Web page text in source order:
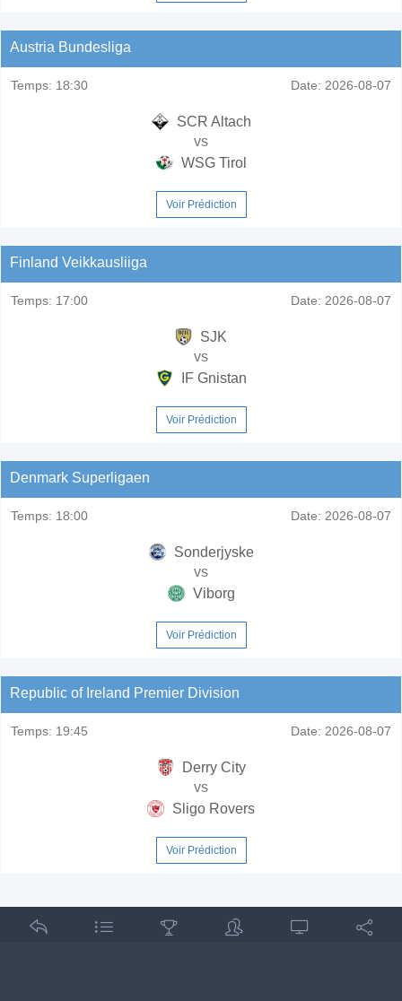
Austria Bundesliga
Temps: 18:30 Date: 2026-08-07
SCR Altach
vs
WSG Tirol
Voir Prédiction
Finland Veikkausliiga
Temps: 17:00 Date: 2026-08-07
SJK
vs
IF Gnistan
Voir Prédiction
Denmark Superligaen
Temps: 18:00 Date: 2026-08-07
Sonderjyske
vs
Viborg
Voir Prédiction
Republic of Ireland Premier Division
Temps: 19:45 Date: 2026-08-07
Derry City
vs
Sligo Rovers
Voir Prédiction